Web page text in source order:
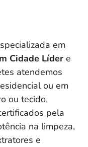
em
Cidade Líder e
atendemos
ou em
ou tecido,
pela
na limpeza,
e